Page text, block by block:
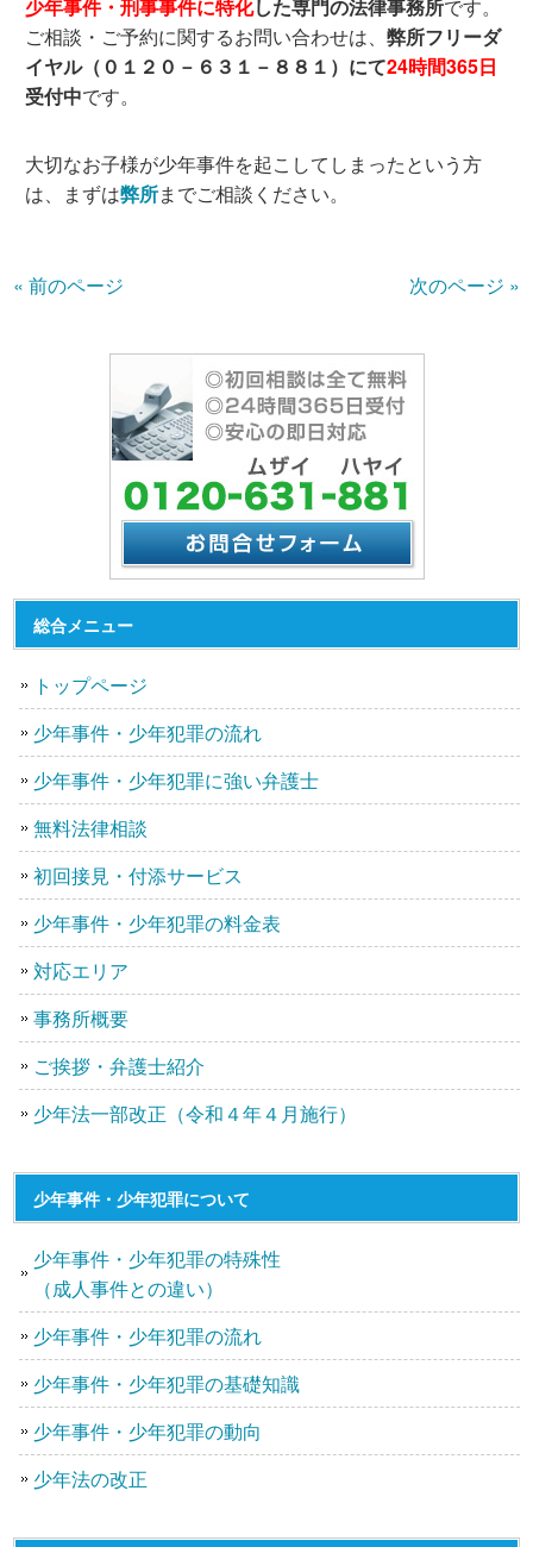
少年事件・刑事事件に特化した専門の法律事務所です。
ご相談・ご予約に関するお問い合わせは、弊所フリーダ
イヤル（０１２０－６３１－８８１）にて24時間365日
受付中です。
大切なお子様が少年事件を起こしてしまったという方
は、まずは弊所までご相談ください。
« 前のページ 次のページ »
総合メニュー
トップページ
少年事件・少年犯罪の流れ
少年事件・少年犯罪に強い弁護士
無料法律相談
初回接見・付添サービス
少年事件・少年犯罪の料金表
対応エリア
事務所概要
ご挨拶・弁護士紹介
少年法一部改正（令和４年４月施行）
少年事件・少年犯罪について
少年事件・少年犯罪の特殊性
（成人事件との違い）
少年事件・少年犯罪の流れ
少年事件・少年犯罪の基礎知識
少年事件・少年犯罪の動向
少年法の改正